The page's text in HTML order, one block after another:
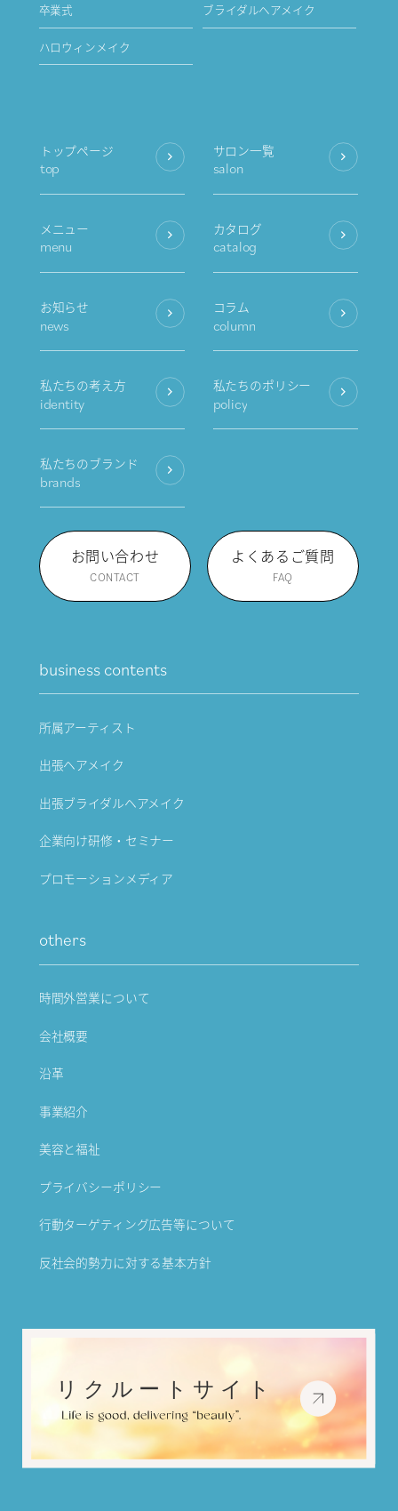
卒業式 ブライダルヘアメイク
ハロウィンメイク
トップページ
top
サロン一覧
salon
メニュー
menu
カタログ
catalog
お知らせ
news
コラム
column
私たちの考え方
identity
私たちのポリシー
policy
私たちのブランド
brands
お問い合わせ
CONTACT
よくあるご質問
FAQ
business contents
所属アーティスト
出張ヘアメイク
出張ブライダルヘアメイク
企業向け研修・セミナー
プロモーションメディア
others
時間外営業について
会社概要
沿革
事業紹介
美容と福祉
プライバシーポリシー
行動ターゲティング広告等について
反社会的勢力に対する基本方針